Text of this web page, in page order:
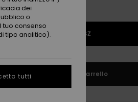
1SZ
Aggiungi al carrello
dei
o
tuo consenso
tipo analitico).
tutti